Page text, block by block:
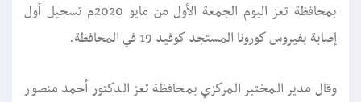
بمحافظة تعز اليوم الجمعة الأول من مايو 2020م تسجيل أول
إصابة بفيروس كورونا المستجد كوفيد 19 في المحافظة.
وقال مدير المختبر المركزي بمحافظة تعز الدكتور أحمد منصور